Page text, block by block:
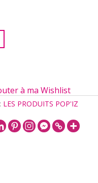
à ma Wishlist
LES PRODUITS POP'IZ